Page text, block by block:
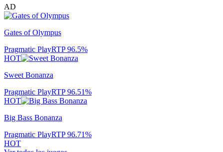
AD
Gates of Olympus
Pragmatic PlayRTP96.5%
HOT
Sweet Bonanza
Pragmatic PlayRTP96.51%
HOT
Big Bass Bonanza
Pragmatic PlayRTP96.71%
HOT